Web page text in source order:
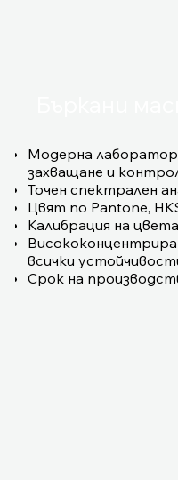
Модерна
захващане и
Точен спектрален
Цвят по Pantone,
Калибрация на
всички
Срок на